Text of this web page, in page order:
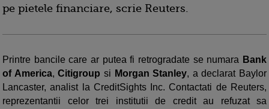
pe pietele financiare, scrie Reuters.
Printre bancile care ar putea fi retrogradate se numara Bank
of America,Citigroup si Morgan Stanley, a declarat Baylor
Lancaster, analist la CreditSights Inc. Contactati de Reuters,
reprezentantii celor trei institutii de credit au refuzat sa